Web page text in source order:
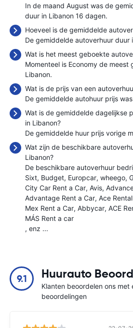
In de maand August was de
duur in Libanon 16 dagen.
Hoeveel is de gemiddelde
De gemiddelde autoverhuur duur
Wat is het meest geboekte
Momenteel is Economy de meest
Libanon.
Wat is de prijs van een
De gemiddelde autohuur prijs
Wat is de gemiddelde dagelijkse
in Libanon?
De gemiddelde huur prijs vorige
Wat zijn de beschikbare
Libanon?
De beschikbare autoverhuur
Sixt Budget Europcar wheego
City Car Rent a Car Avis
Advantage Rent a Car Ace
Mex Rent a Car Abbycar ACE
MÁS Rent a car
, enz ...
9.1 Huurauto
Klanten beoordelen ons met
beoordelingen